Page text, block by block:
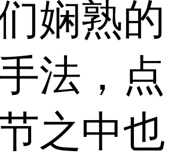
娴熟的
法，点
之中也